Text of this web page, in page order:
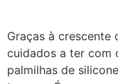
Graças à crescente
cuidados a ter com
palmilhas de